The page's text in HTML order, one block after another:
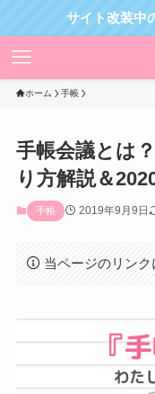
サイト改装中
ホーム 手帳
手帳会議とは
り方解説＆
手帳 2019年9月9日
当ページのリンク